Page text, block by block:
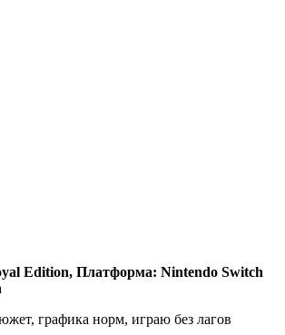
Edition, Платформа: Nintendo Switch
графика норм, играю без лагов